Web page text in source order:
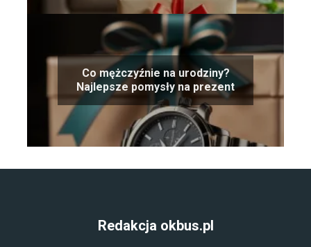
Co mężczyźnie na urodziny?
Najlepsze pomysły na prezent
Redakcja okbus.pl